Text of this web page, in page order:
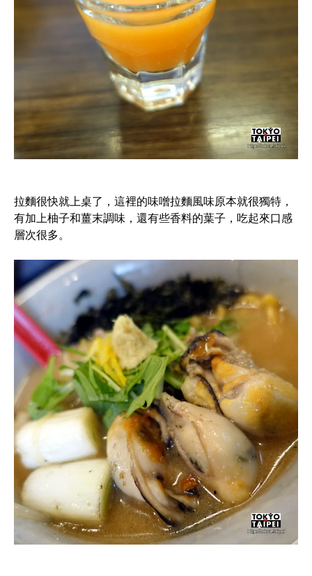
拉麵很快就上桌了，這裡的味噌拉麵風味原本就很獨特，
有加上柚子和薑末調味，還有些香料的葉子，吃起來口感
層次很多。